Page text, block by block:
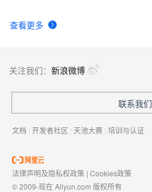
查看更多
关注我们： 新浪微博
联系我们
文档 | 开发者社区 | 天池大赛 | 培训与认证
法律声明及隐私权政策 | Cookies政策
© 2009-现在 Aliyun.com 版权所有